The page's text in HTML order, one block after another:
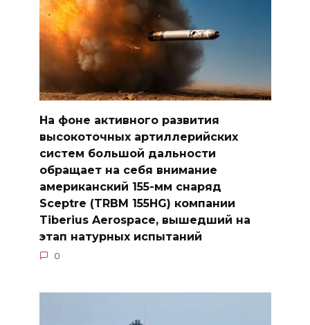
На фоне активного развития
высокоточных артиллерийских
систем большой дальности
обращает на себя внимание
американский 155-мм снаряд
Sceptre (TRBM 155HG) компании
Tiberius Aerospace, вышедший на
этап натурных испытаний
0